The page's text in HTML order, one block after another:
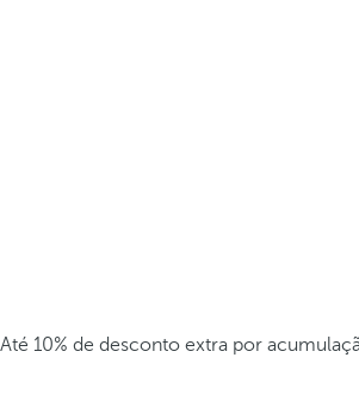
Até 10% de desconto extra por